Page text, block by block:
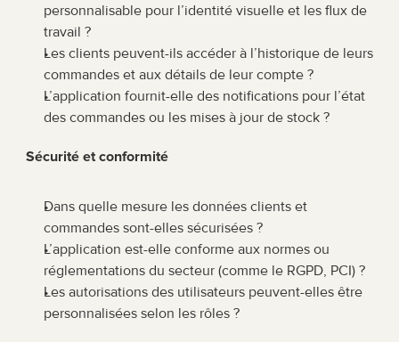
personnalisable pour l’identité visuelle et les flux de
travail ?
Les clients peuvent-ils accéder à l’historique de leurs
commandes et aux détails de leur compte ?
L’application fournit-elle des notifications pour l’état
des commandes ou les mises à jour de stock ?
Sécurité et conformité
Dans quelle mesure les données clients et
commandes sont-elles sécurisées ?
L’application est-elle conforme aux normes ou
réglementations du secteur (comme le RGPD, PCI) ?
Les autorisations des utilisateurs peuvent-elles être
personnalisées selon les rôles ?